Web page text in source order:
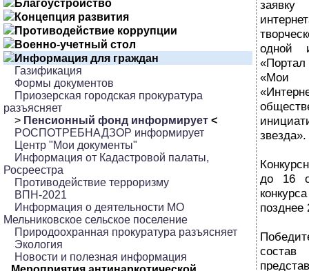
Благоустройство
Концепция развития
Противодействие коррупции
Военно-учетный стол
Информация для граждан
Газификация
Формы документов
Приозерская городская прокуратура
разъясняет
> Пенсионный фонд информирует <
РОСПОТРЕБНАДЗОР информирует
Центр "Мои документы"
Информация от Кадастровой палаты,
Росреестра
Противодействие терроризму
ВПН-2021
Информация о деятельности МО
Мельниковское сельское поселение
Природоохранная прокуратура разъясняет
Экология
Новости и полезная информация
одной
«Мои
звезда».
до 16
позднее